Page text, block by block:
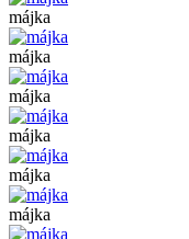
májka
májka
májka
májka
májka
májka